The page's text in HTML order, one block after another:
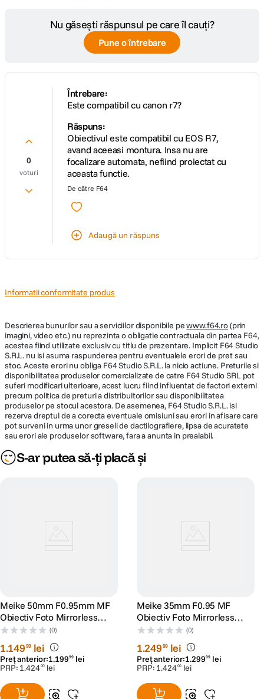
Parasolar inclus Da
DIMENSIUNE / GREUTATE:
620 g
DETALII PRODUCATOR
Cod producator MK-5012MF-RF
Nu găsești răspunsul pe care îl cauți?
Pune o întrebare
0
voturi
Întrebare:
Este compatibil cu canon r7?
Răspuns:
Obiectivul este compatibil cu EOS R7,
avand aceeasi montura. Insa nu are
focalizare automata, nefiind proiectat cu
aceasta functie.
De către F64
Adaugă un răspuns
Informatii conformitate produs
Descrierea bunurilor sau a serviciilor disponibile pewww.f64.ro(prin
imagini, video etc.) nu reprezinta o obligatie contractuala din partea F64,
acestea fiind utilizate exclusiv cu titlu de prezentare. Implicit F64 Studio
S.R.L. nu isi asuma raspunderea pentru eventualele erori de pret sau
stoc. Aceste erori nu obliga F64 Studio S.R.L. la nicio actiune. Preturile si
disponibilitatea produselor comercializate de catre F64 Studio SRL pot
suferi modificari ulterioare, acest lucru fiind influentat de factori externi
precum politica de preturi a distribuitorilor sau disponibilitatea
produselor pe stocul acestora. De asemenea, F64 Studio S.R.L. isi
rezerva dreptul de a corecta eventuale omisiuni sau erori in afisare care
pot surveni in urma unor greseli de dactilografiere, lipsa de acuratete
sau erori ale produselor software, fara a anunta in prealabil.
S-ar putea să-ți placă și
Meike 50mm F0.95mm MF
Obiectiv Foto Mirrorless
Montura Z
(0)
1.14999 lei
Preț anterior:1.19999 lei
PRP: 1.42400 lei
Meike 35mm F0.95 MF
Obiectiv Foto Mirrorless
Montura E
(0)
1.24999 lei
Preț anterior:1.29999 lei
PRP: 1.42400 lei